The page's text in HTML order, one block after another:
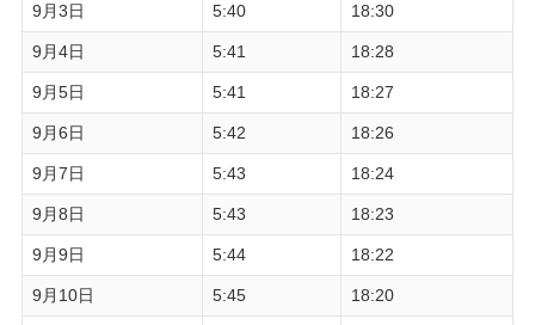
9月3日 5:40 18:30
9月4日 5:41 18:28
9月5日 5:41 18:27
9月6日 5:42 18:26
9月7日 5:43 18:24
9月8日 5:43 18:23
9月9日 5:44 18:22
9月10日 5:45 18:20